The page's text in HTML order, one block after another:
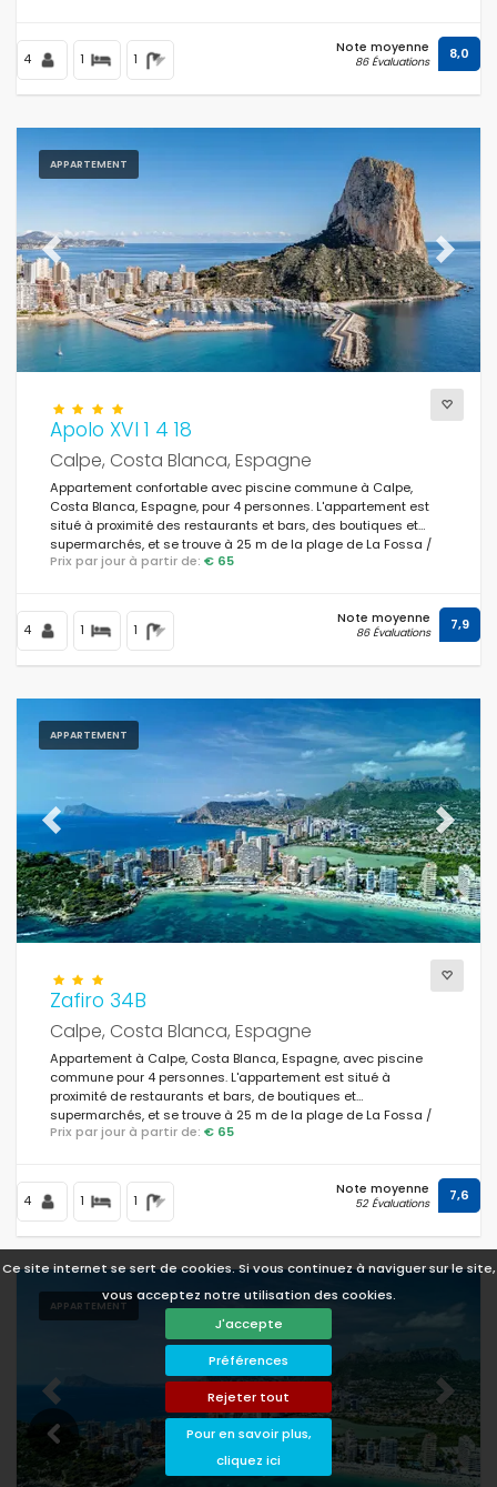
Ce site internet se sert de cookies. Si vous continuez à naviguer sur le site,
vous acceptez notre utilisation des cookies.
J'accepte
Préférences
Rejeter tout
Pour en savoir plus,
cliquez ici
4 1 1
Note moyenne
86 Évaluations 8,0
APPARTEMENT
Previous Next
Apolo XVI 1 4 18
Calpe, Costa Blanca, Espagne
Appartement confortable avec piscine commune à Calpe,
Costa Blanca, Espagne, pour 4 personnes. L'appartement est
situé à proximité des restaurants et bars, des boutiques et
supermarchés, et se trouve à 25 m de la plage de La Fossa /
Levante.
Prix par jour à partir de: € 65
4 1 1
Note moyenne
86 Évaluations 7,9
APPARTEMENT
Previous Next
Zafiro 34B
Calpe, Costa Blanca, Espagne
Appartement à Calpe, Costa Blanca, Espagne, avec piscine
commune pour 4 personnes. L'appartement est situé à
proximité de restaurants et bars, de boutiques et
supermarchés, et se trouve à 25 m de la plage de La Fossa /
Levante.
Prix par jour à partir de: € 65
4 1 1
Note moyenne
52 Évaluations 7,6
APPARTEMENT
Previous Next